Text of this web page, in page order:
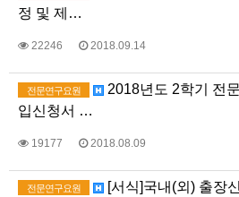
정 및 제…
22246 2018.09.14
전문연구요원
2018년도 2학기 전
입신청서 …
19177 2018.08.09
전문연구요원
[서식]국내(외) 출장